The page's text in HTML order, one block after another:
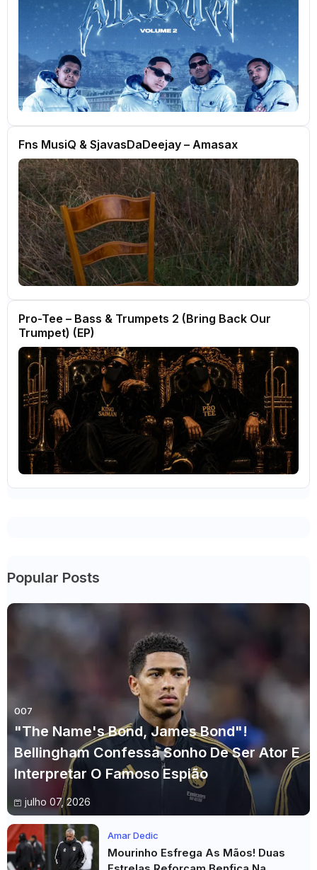
Fns MusiQ & SjavasDaDeejay – Amasax
Pro-Tee – Bass & Trumpets 2 (Bring Back Our
Trumpet) (EP)
Popular Posts
007
"The Name's Bond, James Bond"!
Bellingham Confessa Sonho De Ser Ator E
Interpretar O Famoso Espião
julho 07, 2026
Amar Dedic
Mourinho Esfrega As Mãos! Duas